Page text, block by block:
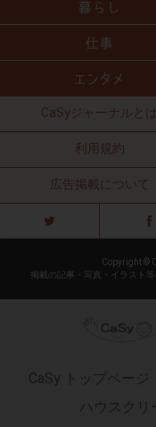
CaSyジャーナルとは
利用規約
広告掲載について
Copyright ©
掲載の記事・写真・イラスト
CaSy トップページ
ハウスクリ